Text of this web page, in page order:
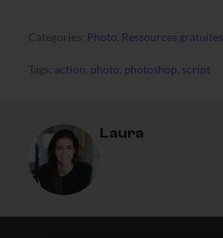
Categories: Photo, Ressources gratuites
Tags: action photo photoshop script
Laura